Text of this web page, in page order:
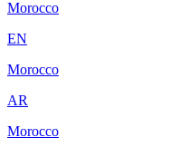
Morocco
EN
Morocco
AR
Morocco